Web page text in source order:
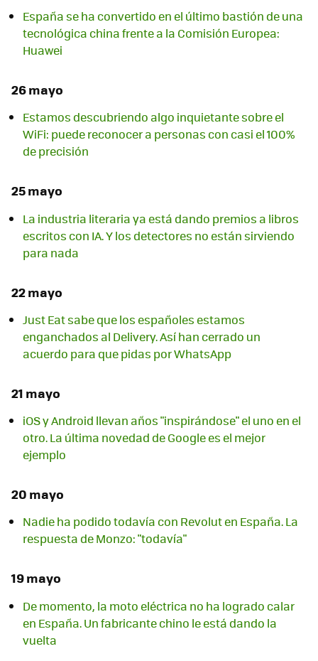
España se ha convertido en el último bastión de una
tecnológica china frente a la Comisión Europea:
Huawei
26 mayo
Estamos descubriendo algo inquietante sobre el
WiFi: puede reconocer a personas con casi el 100%
de precisión
25 mayo
La industria literaria ya está dando premios a libros
escritos con IA. Y los detectores no están sirviendo
para nada
22 mayo
Just Eat sabe que los españoles estamos
enganchados al Delivery. Así han cerrado un
acuerdo para que pidas por WhatsApp
21 mayo
iOS y Android llevan años "inspirándose" el uno en el
otro. La última novedad de Google es el mejor
ejemplo
20 mayo
Nadie ha podido todavía con Revolut en España. La
respuesta de Monzo: "todavía"
19 mayo
De momento, la moto eléctrica no ha logrado calar
en España. Un fabricante chino le está dando la
vuelta